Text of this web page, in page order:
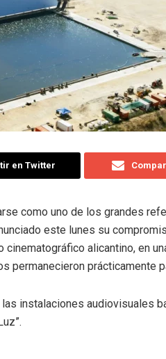
en Twitter
como uno de los grandes
este lunes su
alicantino, en
permanecieron prácticamente
instalaciones audiovisuales